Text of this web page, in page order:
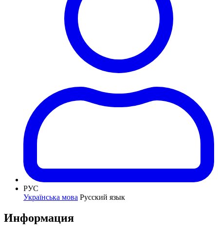
РУС
Українська мова Русский язык
Информация